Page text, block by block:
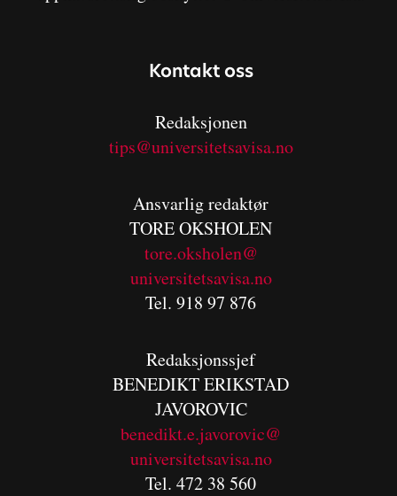
Kontakt oss
Redaksjonen
tips@universitetsavisa.no
Ansvarlig redaktør
TORE OKSHOLEN
tore.oksholen@
universitetsavisa.no
Tel. 918 97 876
Redaksjonssjef
BENEDIKTERIKSTAD
JAVOROVIC
benedikt.e.javorovic@
universitetsavisa.no
Tel. 472 38 560